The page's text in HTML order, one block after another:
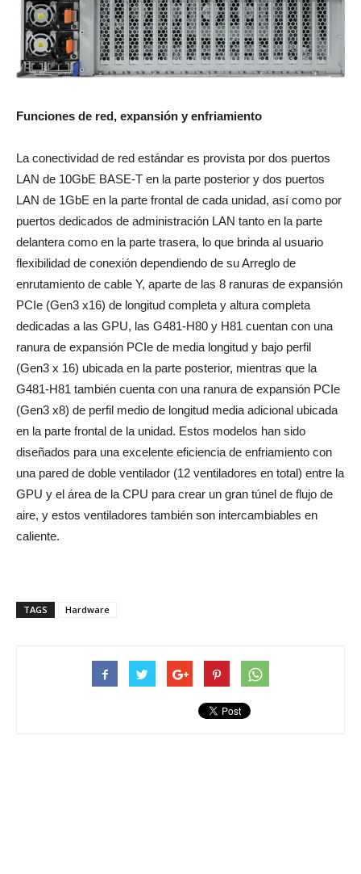
Funciones de red, expansión y enfriamiento
La conectividad de red estándar es provista por dos puertos
LAN de 10GbE BASE-T en la parte posterior y dos puertos
LAN de 1GbE en la parte frontal de cada unidad, así como por
puertos dedicados de administración LAN tanto en la parte
delantera como en la parte trasera, lo que brinda al usuario
flexibilidad de conexión dependiendo de su Arreglo de
enrutamiento de cable Y, aparte de las 8 ranuras de expansión
PCIe (Gen3 x16) de longitud completa y altura completa
dedicadas a las GPU, las G481-H80 y H81 cuentan con una
ranura de expansión PCIe de media longitud y bajo perfil
(Gen3 x 16) ubicada en la parte posterior, mientras que la
G481-H81 también cuenta con una ranura de expansión PCIe
(Gen3 x8) de perfil medio de longitud media adicional ubicada
en la parte frontal de la unidad. Estos modelos han sido
diseñados para una excelente eficiencia de enfriamiento con
una pared de doble ventilador (12 ventiladores en total) entre la
GPU y el área de la CPU para crear un gran túnel de flujo de
aire, y estos ventiladores también son intercambiables en
caliente.
TAGS Hardware